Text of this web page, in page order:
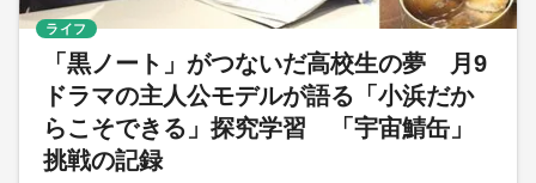
「黒ノート」がつないだ高校生の夢 月9
ドラマの主人公モデルが語る「小浜だか
らこそできる」探究学習 「宇宙鯖缶」
挑戦の記録
ライフ